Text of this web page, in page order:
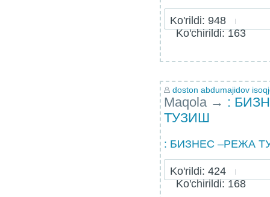
Ko'rildi: 948
Ko'chirildi: 163
doston abdumajidov
Maqola → :
ТУЗИШ
: БИЗНЕС –РЕЖА
Ko'rildi: 424
Ko'chirildi: 168